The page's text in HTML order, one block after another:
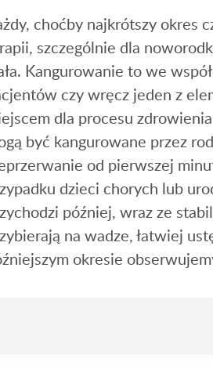
choćby najkrótszy okres
szczególnie dla
Kangurowanie to we
czy wręcz jeden z
dla procesu
być kangurowane przez
od pierwszej
dzieci chorych lub
później, wraz ze
na wadze, łatwiej
okresie